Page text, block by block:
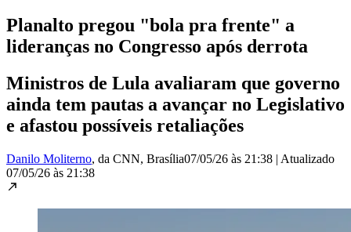
Planalto pregou "bola pra frente" a
lideranças no Congresso após derrota
Ministros de Lula avaliaram que governo
ainda tem pautas a avançar no Legislativo
e afastou possíveis retaliações
Danilo Moliterno, da CNN, Brasília07/05/26 às 21:38 | Atualizado
07/05/26 às 21:38